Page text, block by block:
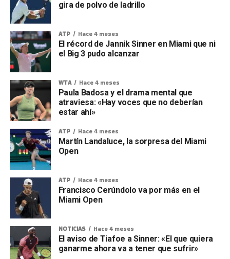
gira de polvo de ladrillo
ATP Hace 4 meses
El récord de Jannik Sinner en Miami que ni
el Big 3 pudo alcanzar
WTA Hace 4 meses
Paula Badosa y el drama mental que
atraviesa: «Hay voces que no deberían
estar ahí»
ATP Hace 4 meses
Martín Landaluce, la sorpresa del Miami
Open
ATP Hace 4 meses
Francisco Cerúndolo va por más en el
Miami Open
NOTICIAS Hace 4 meses
El aviso de Tiafoe a Sinner: «El que quiera
ganarme ahora va a tener que sufrir»